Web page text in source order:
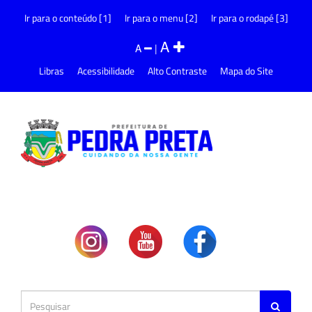
Ir para o conteúdo [1] Ir para o menu [2] Ir para o rodapé [3]
A |A
Libras Acessibilidade Alto Contraste Mapa do Site